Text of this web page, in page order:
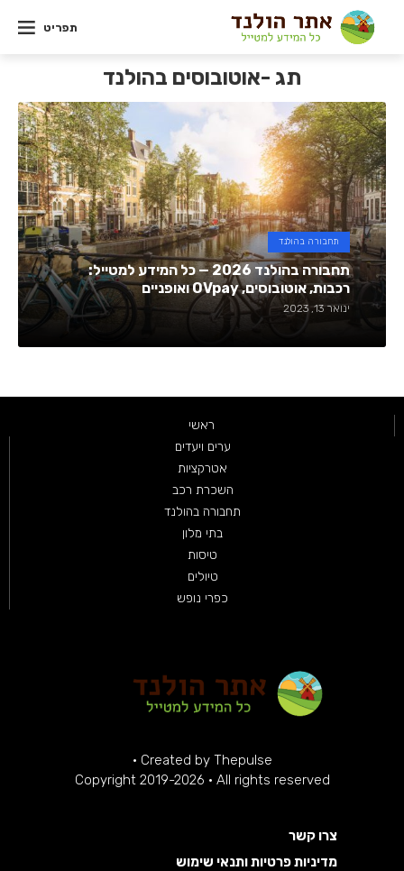
תפריט
תג -אוטובוסים בהולנד
תחבורה בהולנד
תחבורה בהולנד 2026 — כל המידע למטייל:
רכבות, אוטובוסים, OVpay ואופניים
ינואר 13, 2023
ראשי
ערים ויעדים
אטרקציות
השכרת רכב
תחבורה בהולנד
בתי מלון
טיסות
טיולים
כפרי נופש
Created by Thepulse
·
Copyright 2019-2026 · All rights reserved
צרו קשר
מדיניות פרטיות ותנאי שימוש